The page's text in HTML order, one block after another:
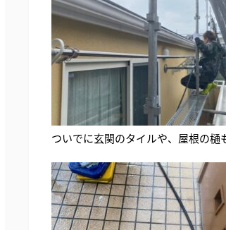
ついでに玄関のタイルや、屋根の樋